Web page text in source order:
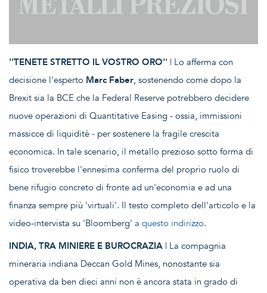
''TENETE STRETTO IL VOSTRO ORO'' | Lo afferma con
decisione l'esperto Marc Faber, sostenendo come dopo la
Brexit sia la BCE che la Federal Reserve potrebbero decidere
nuove operazioni di Quantitative Easing - ossia, immissioni
massicce di liquiditè - per sostenere la fragile crescita
economica. In tale scenario, il metallo prezioso sotto forma di
fisico troverebbe l'ennesima conferma del proprio ruolo di
bene rifugio concreto di fronte ad un'economia e ad una
finanza sempre più 'virtuali'. Il testo completo dell'articolo e la
video-intervista su 'Bloomberg' a questo indirizzo.
INDIA, TRA MINIERE E BUROCRAZIA | La compagnia
mineraria indiana Deccan Gold Mines, nonostante sia
operativa da ben dieci anni non è ancora stata in grado di